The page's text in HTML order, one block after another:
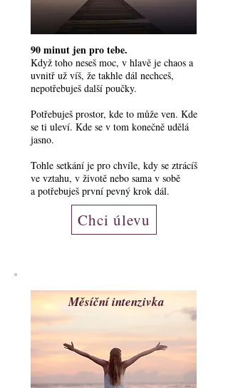
90 minut jen pro tebe.
Když toho neseš moc, v hlavě je chaos a
uvnitř už víš, že takhle dál nechceš,
nepotřebuješ další poučky.
Potřebuješ prostor, kde to může ven. Kde
se ti uleví. Kde se v tom konečně udělá
jasno.
Tohle setkání je pro chvíle, kdy se ztrácíš
ve vztahu, v životě nebo sama v sobě
a potřebuješ první pevný krok dál.
Chci úlevu
Měsíční intenzivka